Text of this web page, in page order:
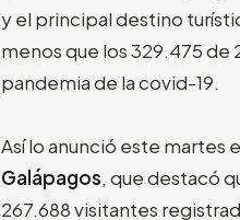
y el principal destino
menos que los 329.475
pandemia de la covid-19.
Así lo anunció este martes
Galápagos, que destacó
267.688 visitantes